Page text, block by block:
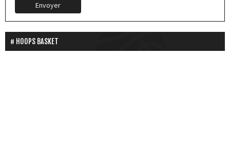
Envoyer
HOOPS BASKET